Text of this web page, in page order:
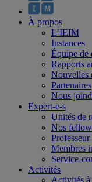
À propos
L’IEIM
Instances
Équipe de
Rapports
Nouvelles
Partenaires
Nous
Expert-e-s
Unités de
Nos
Membres
Service-
Activités
Activités